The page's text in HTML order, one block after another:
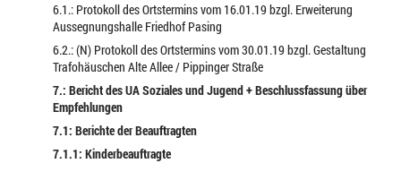
6.1.: Protokoll des Ortstermins vom 16.01.19 bzgl. Erweiterung
Aussegnungshalle Friedhof Pasing
6.2.: (N) Protokoll des Ortstermins vom 30.01.19 bzgl. Gestaltung
Trafohäuschen Alte Allee / Pippinger Straße
7.: Bericht des UA Soziales und Jugend + Beschlussfassung über
Empfehlungen
7.1: Berichte der Beauftragten
7.1.1: Kinderbeauftragte